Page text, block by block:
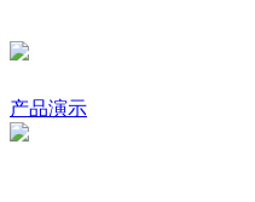
产品演示